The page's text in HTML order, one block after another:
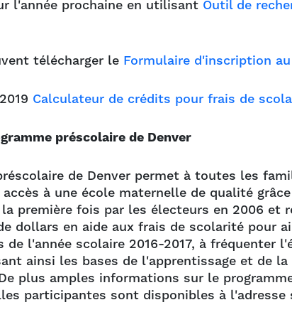
l'année prochaine en utilisant Outil de
télécharger le Formulaire d'inscription
Calculateur de crédits pour frais de
préscolaire de Denver
de Denver permet à toutes les
à une école maternelle de qualité
première fois par les électeurs en 2006 et
dollars en aide aux frais de scolarité pour
de l'année scolaire 2016-2017, à fréquenter
ainsi les bases de l'apprentissage et de
plus amples informations sur le
participantes sont disponibles à l'adresse